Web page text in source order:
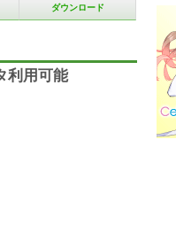
ダウンロード
利用可能